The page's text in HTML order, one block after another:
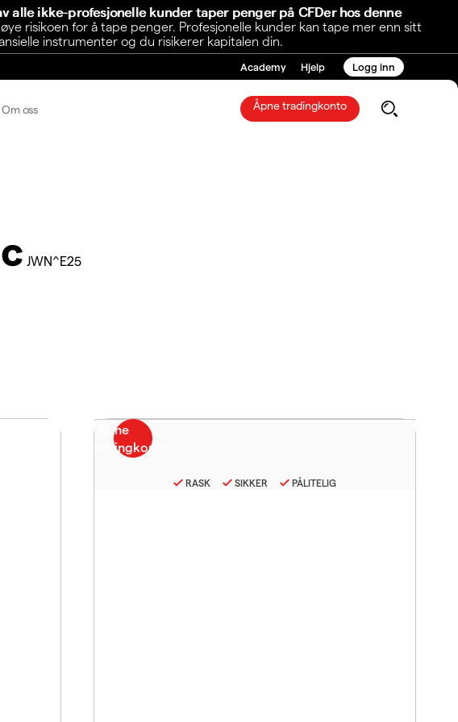
alle ikke-profesjonelle kunder taper penger på CFDer hos denne
risikoen for å tape penger. Profesjonelle kunder kan tape mer enn sitt
instrumenter og du risikerer kapitalen din.
Academy Hjelp Logg inn
Om oss Åpne tradingkonto
JWN^E25
RASK SIKKER PÅLITELIG